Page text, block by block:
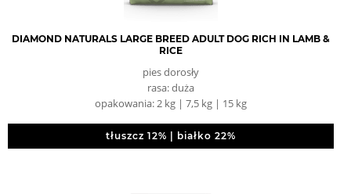
DIAMOND NATURALS LARGE BREED ADULT DOG RICH IN LAMB &
RICE
pies dorosły
rasa: duża
opakowania: 2 kg | 7,5 kg | 15 kg
tłuszcz 12% | białko 22%